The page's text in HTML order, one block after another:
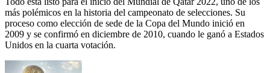
más polémicos en la historia del campeonato de selecciones. Su
proceso como elección de sede de la Copa del Mundo inició en
2009 y se confirmó en diciembre de 2010, cuando le ganó a Estados
Unidos en la cuarta votación.